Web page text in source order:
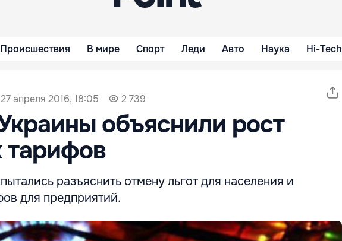
Происшествия В мире Спорт Леди Авто Наука Hi-Tech
27 апреля 2016, 18:05 2 739
объяснили рост
тарифов
разъяснить отмену льгот для населения и
для предприятий.